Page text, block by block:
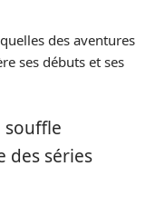
des aventures
ses débuts et ses
souffle
des séries